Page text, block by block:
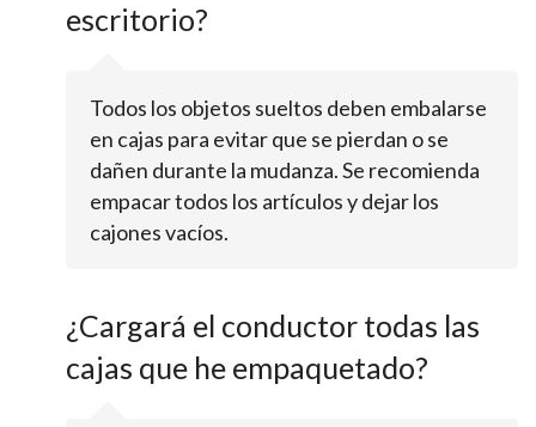
escritorio?
Todos los objetos sueltos deben embalarse
en cajas para evitar que se pierdan o se
dañen durante la mudanza. Se recomienda
empacar todos los artículos y dejar los
cajones vacíos.
¿Cargará el conductor todas las
cajas que he empaquetado?